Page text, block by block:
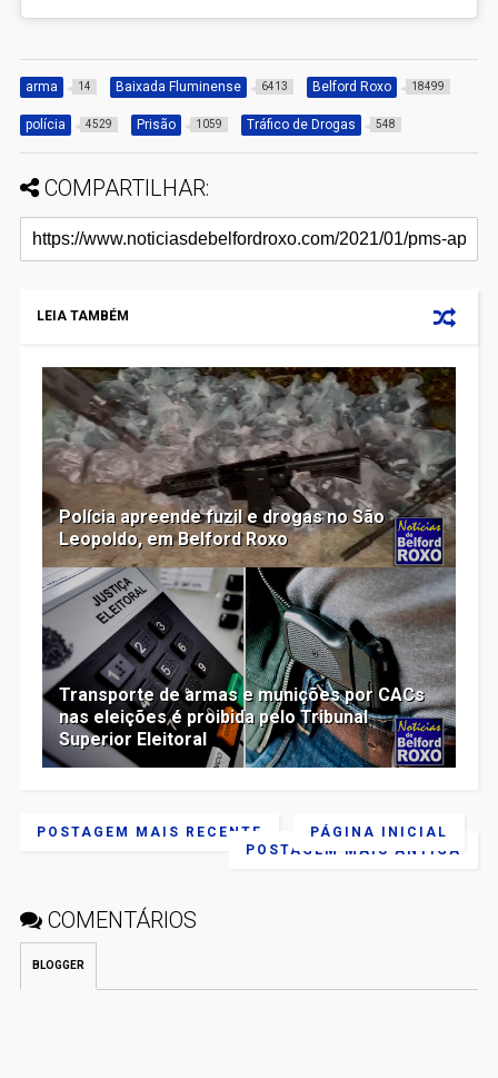
arma 14 Baixada Fluminense 6413 Belford Roxo 18499
polícia 4529 Prisão 1059 Tráfico de Drogas 548
COMPARTILHAR:
LEIA TAMBÉM
Polícia apreende fuzil e drogas no São
Leopoldo, em Belford Roxo
Transporte de armas e munições por CACs
nas eleições é proibida pelo Tribunal
Superior Eleitoral
POSTAGEM MAIS RECENTE
POSTAGEM MAIS ANTIGA
PÁGINA INICIAL
COMENTÁRIOS
BLOGGER